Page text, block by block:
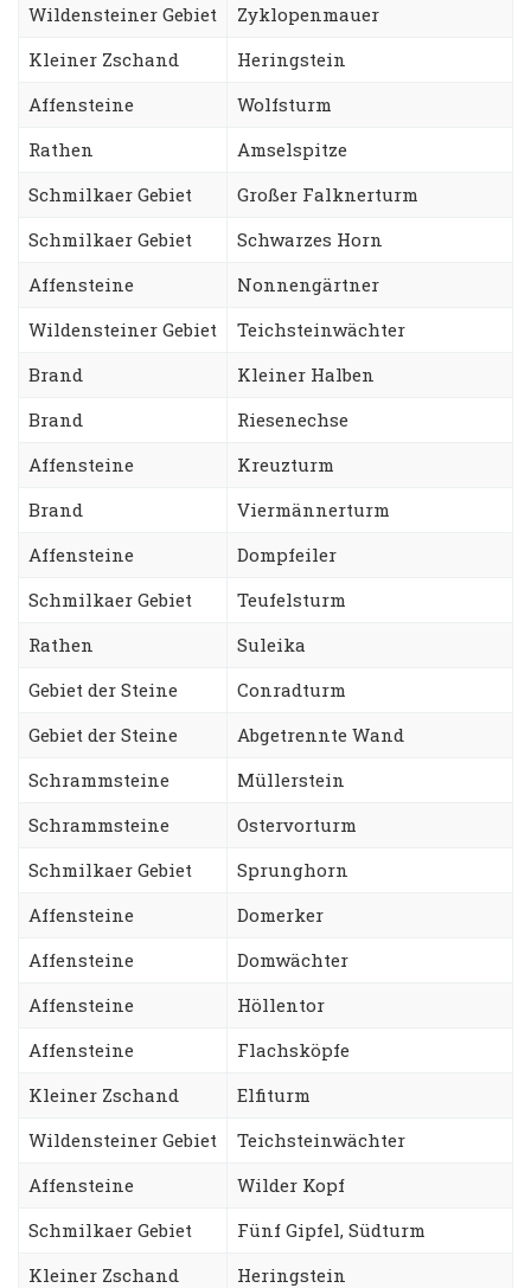
Wildensteiner Gebiet
Zyklopenmauer
Kleiner Zschand
Heringstein
Affensteine
Wolfsturm
Rathen
Amselspitze
Schmilkaer Gebiet
Großer Falknerturm
Schmilkaer Gebiet
Schwarzes Horn
Affensteine
Nonnengärtner
Wildensteiner Gebiet
Teichsteinwächter
Brand
Kleiner Halben
Brand
Riesenechse
Affensteine
Kreuzturm
Brand
Viermännerturm
Affensteine
Dompfeiler
Schmilkaer Gebiet
Teufelsturm
Rathen
Suleika
Gebiet der Steine
Conradturm
Gebiet der Steine
Abgetrennte Wand
Schrammsteine
Müllerstein
Schrammsteine
Ostervorturm
Schmilkaer Gebiet
Sprunghorn
Affensteine
Domerker
Affensteine
Domwächter
Affensteine
Höllentor
Affensteine
Flachsköpfe
Kleiner Zschand
Elfiturm
Wildensteiner Gebiet
Teichsteinwächter
Affensteine
Wilder Kopf
Schmilkaer Gebiet
Fünf Gipfel, Südturm
Kleiner Zschand
Heringstein